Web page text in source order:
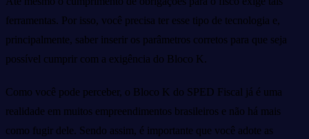
ferramentas. Por isso, você precisa ter esse tipo de tecnologia e,
principalmente, saber inserir os parâmetros corretos para que seja
possível cumprir com a exigência do Bloco K.
Como você pode perceber, o Bloco K do SPED Fiscal já é uma
realidade em muitos empreendimentos brasileiros e não há mais
como fugir dele. Sendo assim, é importante que você adote as